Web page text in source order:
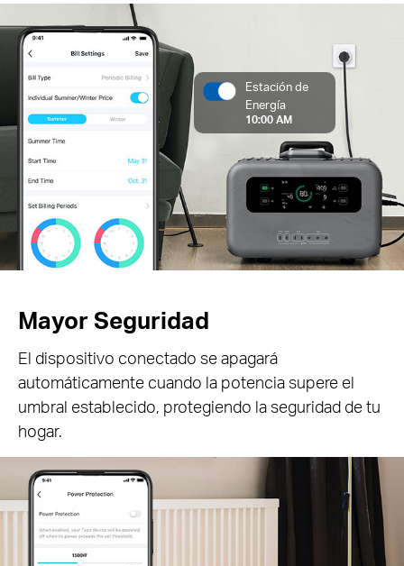
Estación de
Energía
10:00 AM
Mayor Seguridad
El dispositivo conectado se apagará
automáticamente cuando la potencia supere el
umbral establecido, protegiendo la seguridad de tu
hogar.